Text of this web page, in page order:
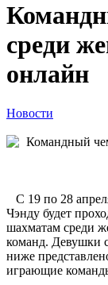
среди
онлайн
Новости
С 19 по 28
Чэнду будет
шахматам среди
команд. Девушки
ниже
играющие